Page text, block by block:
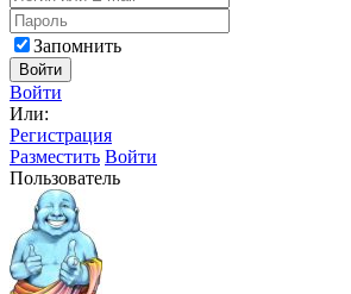
Запомнить
Войти
Войти
Или:
Регистрация
Разместить Войти
Пользователь